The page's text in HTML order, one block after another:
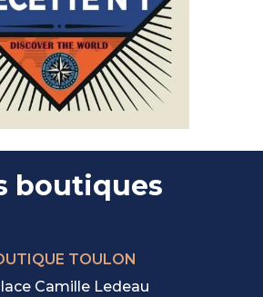
boutiques
TOULON
Camille Ledeau